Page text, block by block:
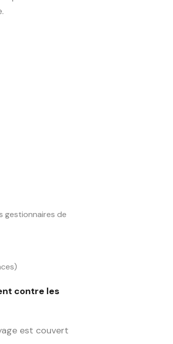
gestionnaires de
contre les
est couvert